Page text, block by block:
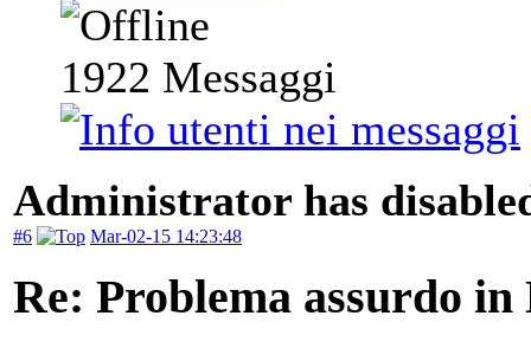
1922 Messaggi
Administrator has
#6 Mar-02-15 14:23:48
Re: Problema assurdo in